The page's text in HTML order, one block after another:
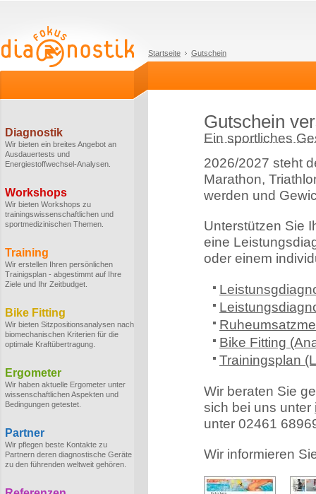
Startseite Gutschein
Diagnostik
Wir bieten ein breites Angebot an
Ausdauertests und
Energiestoffwechsel-Analysen.
Workshops
Wir bieten Workshops zu
trainingswissenschaftlichen und
sportmedizinischen Themen.
Training
Wir erstellen Ihren persönlichen
Trainigsplan - abgestimmt auf Ihre
Ziele und Ihr Zeitbudget.
Bike Fitting
Wir bieten Sitzpositionsanalysen nach
biomechanischen Kriterien für die
optimale Kraftübertragung.
Ergometer
Wir haben aktuelle Ergometer unter
wissenschaftlichen Aspekten und
Bedingungen getestet.
Partner
Wir pflegen beste Kontakte zu
Partnern deren diagnostische Geräte
zu den führenden weltweit gehören.
Gutschein
Ein sportliches
2026/2027 steht
Marathon,
werden und
Unterstützen Sie
eine
oder einem
Bike Fitting
Trainingsplan
Wir beraten Sie
sich bei uns unter
unter 02461
Wir informieren